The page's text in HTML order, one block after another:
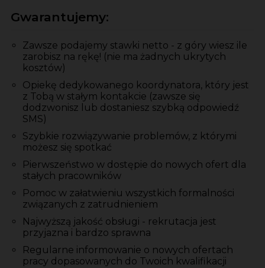
Gwarantujemy:
Zawsze podajemy stawki netto - z góry wiesz ile
zarobisz na rękę! (nie ma żadnych ukrytych
kosztów)
Opiekę dedykowanego koordynatora, który jest
z Tobą w stałym kontakcie (zawsze się
dodzwonisz lub dostaniesz szybką odpowiedź
SMS)
Szybkie rozwiązywanie problemów, z którymi
możesz się spotkać
Pierwszeństwo w dostępie do nowych ofert dla
stałych pracowników
Pomoc w załatwieniu wszystkich formalności
związanych z zatrudnieniem
Najwyższą jakość obsługi - rekrutacja jest
przyjazna i bardzo sprawna
Regularne informowanie o nowych ofertach
pracy dopasowanych do Twoich kwalifikacji